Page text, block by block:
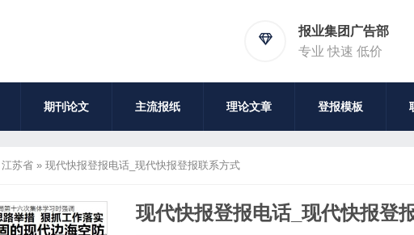
报业集团广告部
专业 快速 低价
期刊论文 主流报纸 理论文章 登报模板
江苏省 » 现代快报登报电话_现代快报登报联系方式
现代快报登报电话_现代快报登